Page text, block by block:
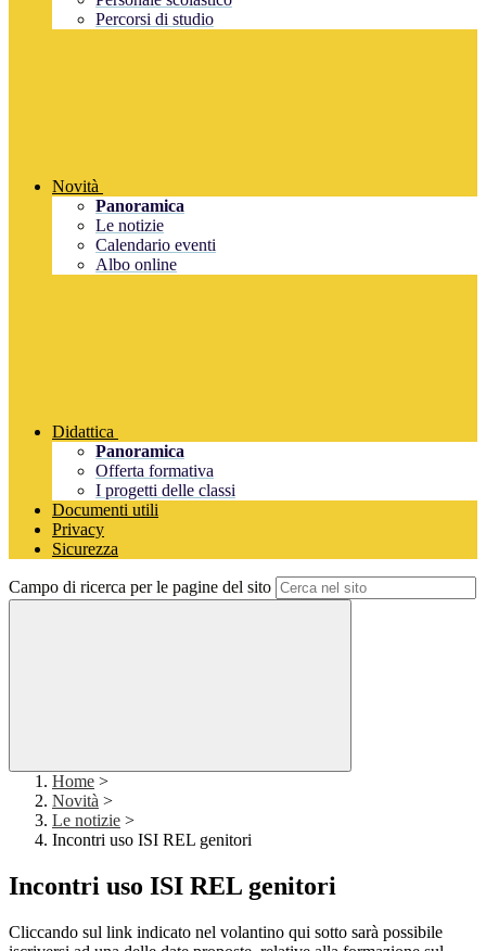
Percorsi di studio
Novità
Panoramica
Le notizie
Calendario eventi
Albo online
Didattica
Panoramica
Offerta formativa
I progetti delle classi
Documenti utili
Privacy
Sicurezza
Campo di ricerca per le pagine del sito
Home >
Novità >
Le notizie >
Incontri uso ISI REL genitori
Incontri uso ISI REL genitori
Cliccando sul link indicato nel volantino qui sotto sarà possibile